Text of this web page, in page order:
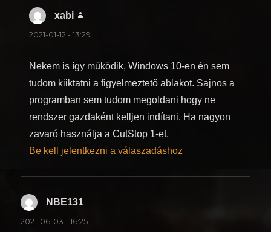
xabi
2021-01-12 - 13:29
Nekem is így működik, Windows 10-en én sem
tudom kiiktatni a figyelmeztető ablakot. Sajnos a
programban sem tudom megoldani hogy ne
rendszer gazdaként kelljen indítani. Ha nagyon
zavaró használja a CutStop 1-et.
Be kell jelentkezni a válaszadáshoz
NBE131
2021-06-03 - 16:25